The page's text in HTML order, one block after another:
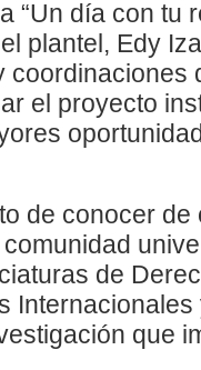
“Un día con tu
plantel, Edy
coordinaciones
el proyecto
de conocer
de
que